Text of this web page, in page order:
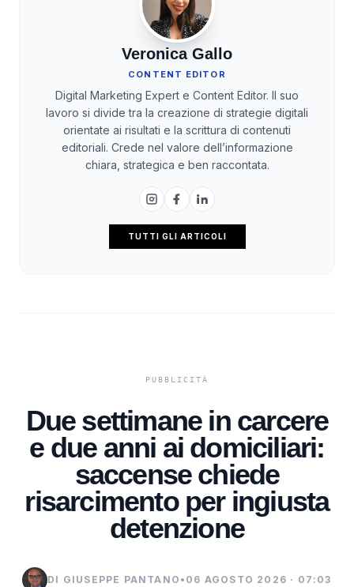
Veronica Gallo
CONTENT EDITOR
Digital Marketing Expert e Content Editor. Il suo
lavoro si divide tra la creazione di strategie digitali
orientate ai risultati e la scrittura di contenuti
editoriali. Crede nel valore dell’informazione
chiara, strategica e ben raccontata.
TUTTI GLI ARTICOLI
Due settimane in carcere
e due anni ai domiciliari:
saccense chiede
risarcimento per ingiusta
detenzione
DI GIUSEPPE PANTANO • 06 AGOSTO 2026 · 07:03